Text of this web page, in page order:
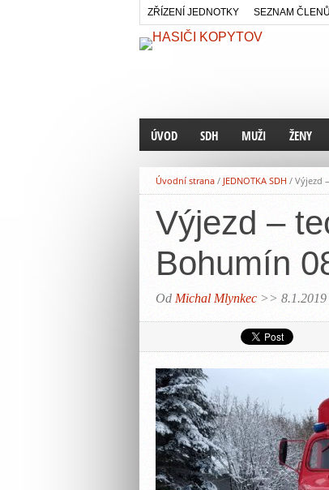
ZŘÍZENÍ JEDNOTKY SEZNAM
ÚVOD SDH
AKCE SDH
HISTORIE SDH
PŘESHRANIČNÍ SPOLUPRÁCE
STANOVY SH ČMS
MUŽI
HISTORIE DRUŽSTVA
SEZNAM ČLENŮ
ŽENY
SEZNAM
Úvodní strana / JEDNOTKA SDH / Výjezd
Výjezd –
Bohumín
Od Michal Mlynkec >> 8.1.2019